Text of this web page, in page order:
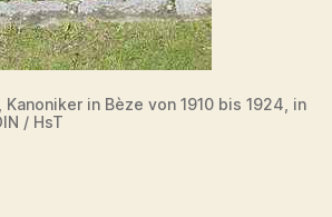
in Bèze von 1910 bis 1924, in
/ HsT